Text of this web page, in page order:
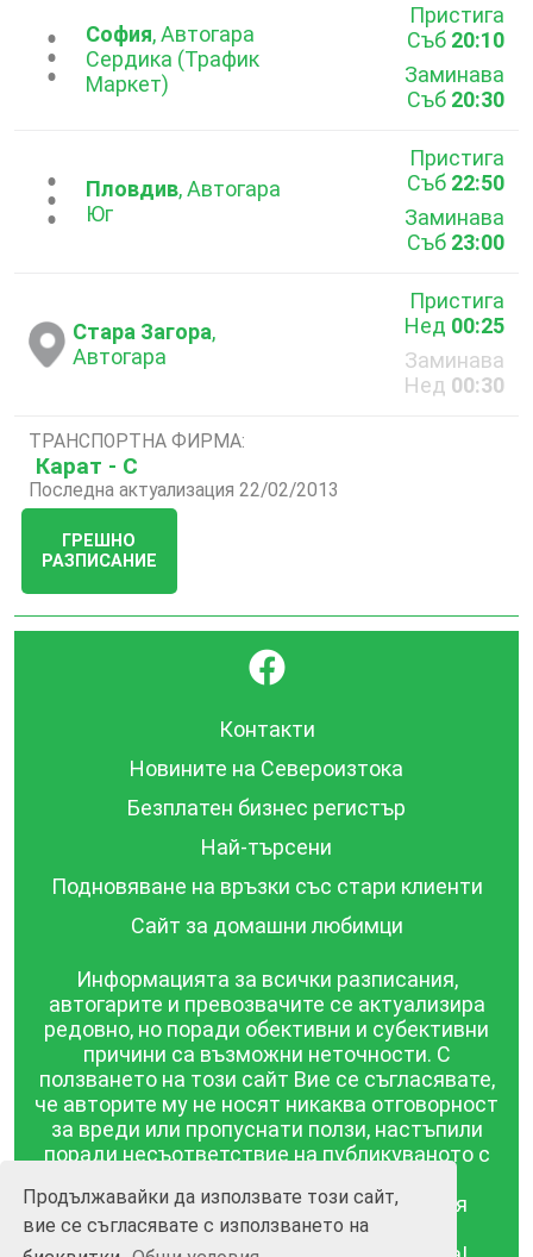
Продължавайки да използвате този сайт,
вие се съгласявате с използването на
...София, Автогара
Сердика (Трафик
Маркет)
Пристига
Съб 20:10
Заминава
Съб 20:30
...Пловдив, Автогара
Юг
Пристига
Съб 22:50
Заминава
Съб 23:00
Стара Загора,
Автогара
Пристига
Нед 00:25
Заминава
Нед 00:30
ТРАНСПОРТНА ФИРМА:
Карат - С
Последна актуализация 22/02/2013
ГРЕШНО
РАЗПИСАНИЕ
}
Контакти
Новините на Североизтока
Безплатен бизнес регистър
Най-търсени
Подновяване на връзки със стари клиенти
Сайт за домашни любимци
Информацията за всички разписания,
автогарите и превозвачите се актуализира
редовно, но поради обективни и субективни
причини са възможни неточности. С
ползването на този сайт Вие се съгласявате,
че авторите му не носят никаква отговорност
за вреди или пропуснати ползи, настъпили
поради несъответствие на публикуваното с
публикувана в този сайт се предоставя
такава каквато е, без гаранция за